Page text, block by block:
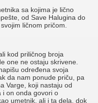
sa kojima je lično
od Save Halugina do
ličnom pričom.
kod priličnog broja
one ne ostaju skrivene.
određena svoja
da nam ponude priču, pa
Varge, koji nastaju od
i on onda govori o
umetnik, ali i ta dela, dok